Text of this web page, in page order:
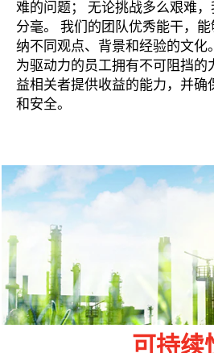
难的问题； 无论挑战多么艰难
分毫。 我们的团队优秀能干，
纳不同观点、背景和经验的文化
为驱动力的员工拥有不可阻挡
益相关者提供收益的能力，并确
和安全。
可持续